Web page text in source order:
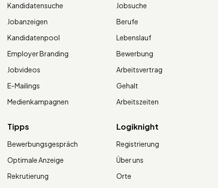
Kandidatensuche
Jobanzeigen
Kandidatenpool
Employer Branding
Jobvideos
E-Mailings
Medienkampagnen
Jobsuche
Berufe
Lebenslauf
Bewerbung
Arbeitsvertrag
Gehalt
Arbeitszeiten
Tipps
Bewerbungsgespräch
Optimale Anzeige
Rekrutierung
Logiknight
Registrierung
Über uns
Orte